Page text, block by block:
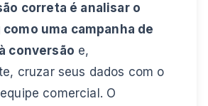
correta é analisar o
uma campanha de
conversão e,
cruzar seus dados com o
comercial. O